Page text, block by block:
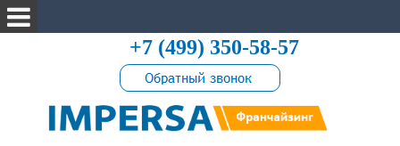
+7 (499) 350-58-57